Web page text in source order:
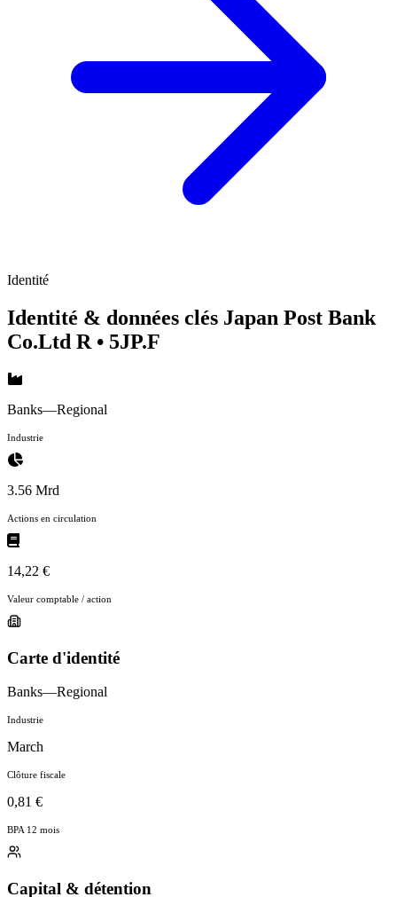
Identité
Identité & données clés Japan Post Bank
Co.Ltd R • 5JP.F
Banks—Regional
Industrie
3.56 Mrd
Actions en circulation
14,22 €
Valeur comptable / action
Carte d'identité
Banks—Regional
Industrie
March
Clôture fiscale
0,81 €
BPA 12 mois
Capital & détention